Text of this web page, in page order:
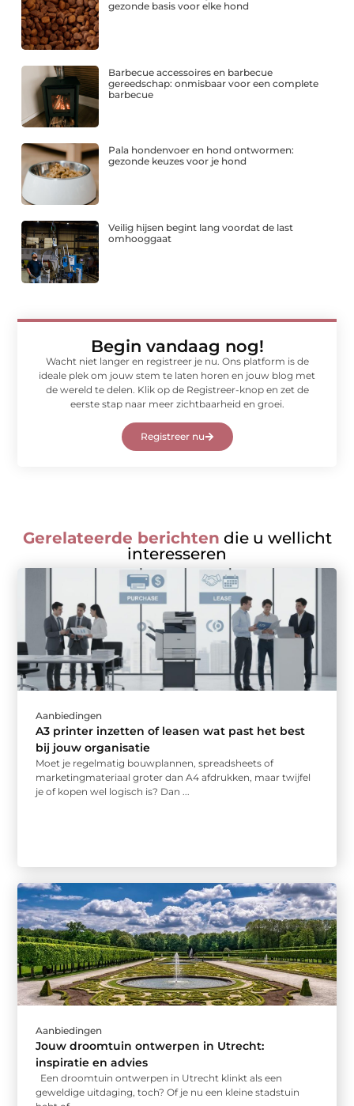
gezonde basis voor elke hond
Barbecue accessoires en barbecue
gereedschap: onmisbaar voor een complete
barbecue
Pala hondenvoer en hond ontwormen:
gezonde keuzes voor je hond
Veilig hijsen begint lang voordat de last
omhooggaat
Begin vandaag nog!
Wacht niet langer en registreer je nu. Ons platform is de
ideale plek om jouw stem te laten horen en jouw blog met
de wereld te delen. Klik op de Registreer-knop en zet de
eerste stap naar meer zichtbaarheid en groei.
Registreer nu
Gerelateerde berichten die u wellicht
interesseren
Aanbiedingen
A3 printer inzetten of leasen wat past het best
bij jouw organisatie
Moet je regelmatig bouwplannen, spreadsheets of
marketingmateriaal groter dan A4 afdrukken, maar twijfel
je of kopen wel logisch is? Dan ...
Aanbiedingen
Jouw droomtuin ontwerpen in Utrecht:
inspiratie en advies
Een droomtuin ontwerpen in Utrecht klinkt als een
geweldige uitdaging, toch? Of je nu een kleine stadstuin